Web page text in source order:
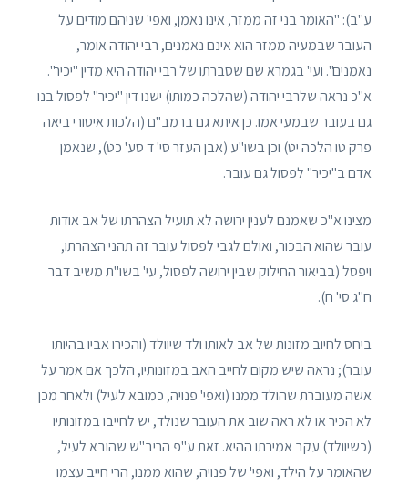
ע"ב): "האומר בני זה ממזר, אינו נאמן, ואפי' שניהם מודים על
העובר שבמעיה ממזר הוא אינם נאמנים, רבי יהודה אומר,
נאמנים". ועי' בגמרא שם שסברתו של רבי יהודה היא מדין "יכיר".
א"כ נראה שלרבי יהודה (שהלכה כמותו) ישנו דין "יכיר" לפסול בנו
גם בעובר שבמעי אמו. כן איתא גם ברמב"ם (הלכות איסורי ביאה
פרק טו הלכה יט) וכן בשו"ע (אבן העזר סי' ד סע' כט), שנאמן
אדם ב"יכיר" לפסול גם עובר.
מצינו א"כ שאמנם לענין ירושה לא תועיל הצהרתו של אב אודות
עובר שהוא הבכור, ואולם לגבי לפסול עובר זה תהני הצהרתו,
ויפסל (בביאור החילוק שבין ירושה לפסול, עי' בשו"ת משיב דבר
ח"ג סי' ח).
ביחס לחיוב מזונות של אב לאותו ולד שיוולד (והכירו אביו בהיותו
עובר); נראה שיש מקום לחייב האב במזונותיו, הלכך אם אמר על
אשה מעוברת שהולד ממנו (ואפי' פנויה, כמובא לעיל) ולאחר מכן
לא הכיר או לא ראה שוב את העובר שנולד, יש לחייבו במזונותיו
(כשיוולד) עקב אמירתו ההיא. זאת ע"פ הריב"ש שהובא לעיל,
שהאומר על הילד, ואפי' של פנויה, שהוא ממנו, הרי חייב עצמו